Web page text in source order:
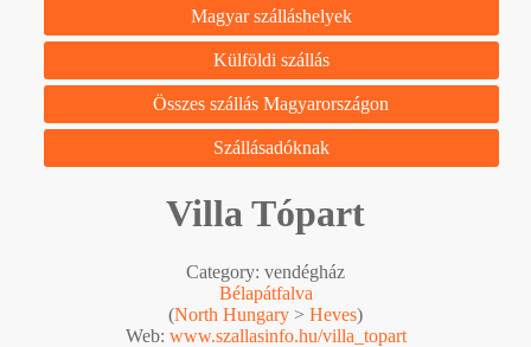
Magyar szálláshelyek
Külföldi szállás
Összes szállás Magyarországon
Szállásadóknak
Villa Tópart
Category: vendégház
Bélapátfalva
(North Hungary > Heves)
Web: www.szallasinfo.hu/villa_topart